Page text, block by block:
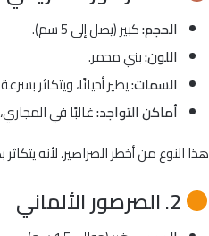
الحجم:كبير (يصل إلى 5 سم).
اللون:بني محمر.
السمات:يطير أحيانًا، ويتكاثر
أماكن التواجد:غالبًا في
هذا النوع من أخطر الصراصير، لأنه
2. الصرصور الألماني